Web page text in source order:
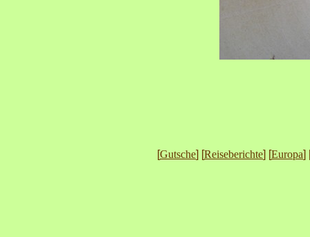
[Gutsche] [Reiseberichte] [Europa]